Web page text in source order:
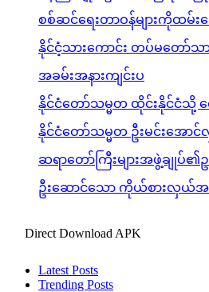
စစ်ဆင်ရေးတာဝန်များကိုထမ်
နိုင်ငံ့သားကောင်း တပ်မတော်သ
အခမ်းအနားကျင်းပ
နိုင်ငံတော်သမ္မတ ထိုင်းနိုင်ငံသို့
နိုင်ငံတော်သမ္မတ ဦးမင်းအော
ဆရာတော်ကြီးများအဖွဲ့ချုပ်၏
ဦးဆောင်သော ကိုယ်စားလှယ်
Direct Download APK
Latest Posts
Trending Posts